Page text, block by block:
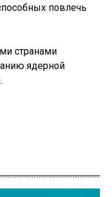
повлечь
странами
ядерной